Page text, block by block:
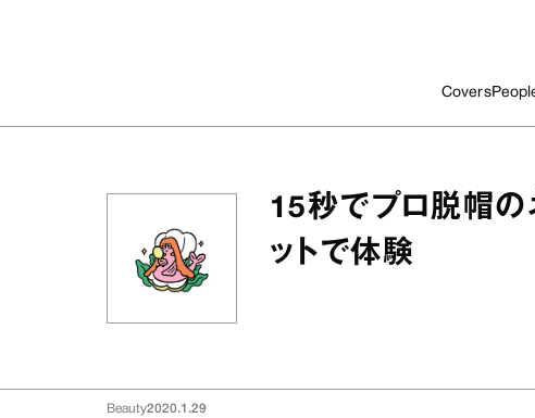
Covers
15秒でプロ脱帽
ットで体験
Beauty2020.1.29